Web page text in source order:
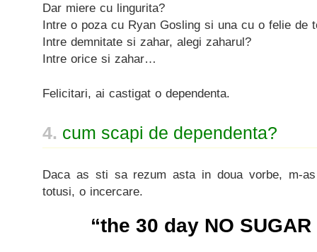
Dar miere cu lingurita?
Intre o poza cu Ryan Gosling si una cu o felie de
Intre demnitate si zahar, alegi zaharul?
Intre orice si zahar…
Felicitari, ai castigat o dependenta.
4. cum scapi de dependenta?
Daca as sti sa rezum asta in doua vorbe, m-
totusi, o incercare.
“the 30 day NO